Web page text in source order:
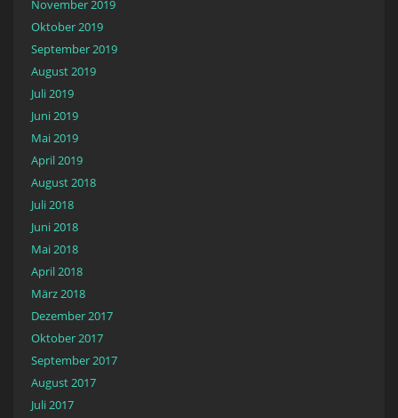
November 2019
Oktober 2019
September 2019
August 2019
Juli 2019
Juni 2019
Mai 2019
April 2019
August 2018
Juli 2018
Juni 2018
Mai 2018
April 2018
März 2018
Dezember 2017
Oktober 2017
September 2017
August 2017
Juli 2017